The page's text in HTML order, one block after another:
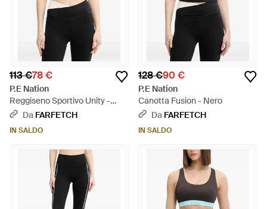
113 €78 €
P.E Nation
Reggiseno Sportivo Unity -
NeroDa FARFETCH
IN SALDO
128 €90 €
P.E Nation
Canotta Fusion - Nero
Da FARFETCH
IN SALDO